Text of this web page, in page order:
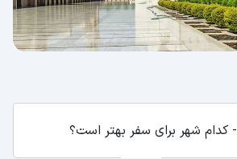
- کدام شهر برای سفر بهتر است؟